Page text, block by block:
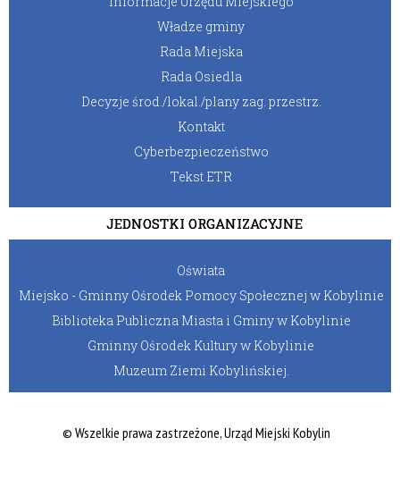
Władze gminy
Rada Miejska
Rada Osiedla
Decyzje środ./lokal./plany zag. przestrz.
Kontakt
Cyberbezpieczeństwo
Tekst ETR
JEDNOSTKI ORGANIZACYJNE
Oświata
Miejsko - Gminny Ośrodek Pomocy Społecznej w Kobylinie
Biblioteka Publiczna Miasta i Gminy w Kobylinie
Gminny Ośrodek Kultury w Kobylinie
Muzeum Ziemi Kobylińskiej.
© Wszelkie prawa zastrzeżone, Urząd Miejski Kobylin